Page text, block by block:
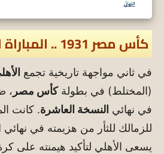
كأس مصر 1931 .. المباراة النهائية
في ثاني مواجهة تاريخية تجمع
(المختلط) في بطولةكأس مصر ،
في نهائي النسخة العاشرة. كانت
للزمالك للثأر من هزيمته في نهائي
يسعى الأهلي لتأكيد هيمنته على